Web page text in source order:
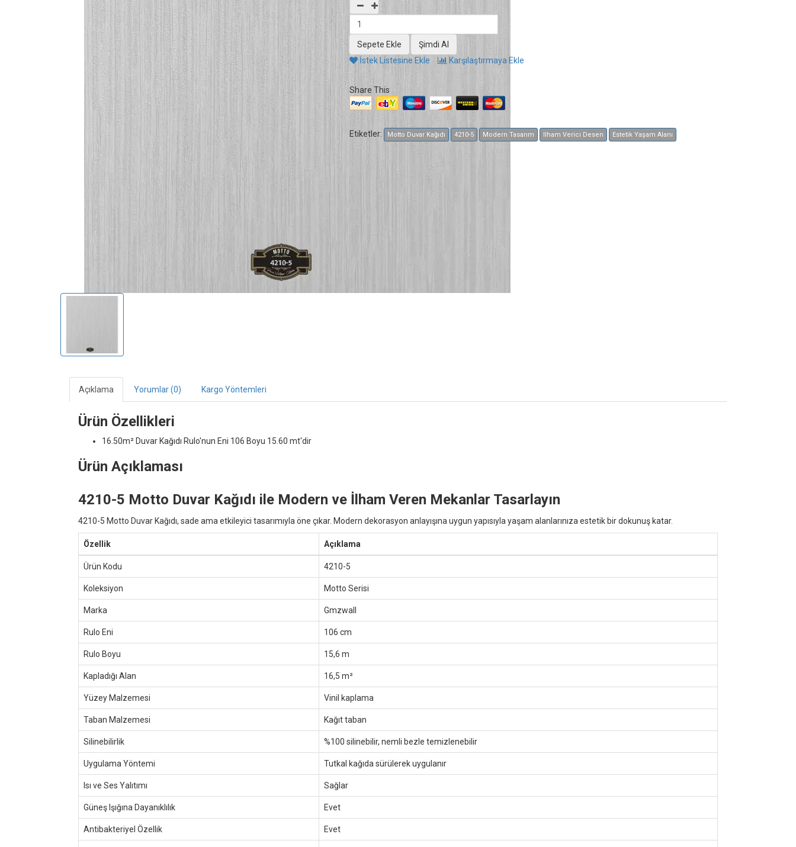
İstek Listesine Ekle Karşılaştırmaya Ekle
Share This
Etiketler: Motto Duvar Kağıdı 4210-5 Modern Tasarım Ilham Verici Desen Estetik Yaşam Alanı
Açıklama Yorumlar (0) Kargo Yöntemleri
Ürün Özellikleri
16.50m² Duvar Kağıdı Rulo'nun Eni 106 Boyu 15.60 mt'dir
Ürün Açıklaması
4210-5 Motto Duvar Kağıdı ile Modern ve İlham Veren Mekanlar Tasarlayın
4210-5 Motto Duvar Kağıdı, sade ama etkileyici tasarımıyla öne çıkar. Modern dekorasyon anlayışına uygun yapısıyla yaşam alanlarınıza estetik bir dokunuş katar.
Özellik Açıklama
Ürün Kodu 4210-5
Koleksiyon Motto Serisi
Marka Gmzwall
Rulo Eni 106 cm
Rulo Boyu 15,6 m
Kapladığı Alan 16,5 m²
Yüzey Malzemesi Vinil kaplama
Taban Malzemesi Kağıt taban
Silinebilirlik %100 silinebilir, nemli bezle temizlenebilir
Uygulama Yöntemi Tutkal kağıda sürülerek uygulanır
Isı ve Ses Yalıtımı Sağlar
Güneş Işığına Dayanıklılık Evet
Antibakteriyel Özellik Evet